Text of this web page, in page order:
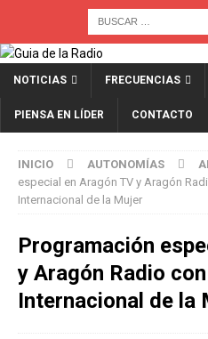
NOTICIAS FRECUENCIAS
PIENSA EN LÍDER CONTACTO
INICIO AUTONOMÍAS
especial en Aragón TV y Aragón
Internacional de la Mujer
Programación
y Aragón Radio
Internacional de la